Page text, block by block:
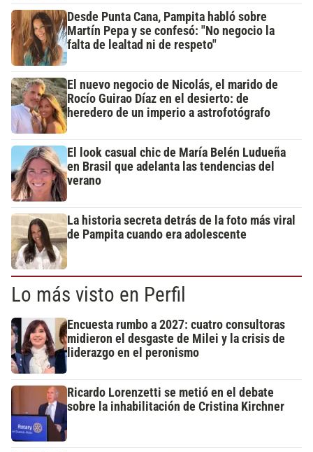
Desde Punta Cana, Pampita habló sobre
Martín Pepa y se confesó: "No negocio la
falta de lealtad ni de respeto"
El nuevo negocio de Nicolás, el marido de
Rocío Guirao Díaz en el desierto: de
heredero de un imperio a astrofotógrafo
El look casual chic de María Belén Ludueña
en Brasil que adelanta las tendencias del
verano
La historia secreta detrás de la foto más viral
de Pampita cuando era adolescente
Lo más visto en Perfil
Encuesta rumbo a 2027: cuatro consultoras
midieron el desgaste de Milei y la crisis de
liderazgo en el peronismo
Ricardo Lorenzetti se metió en el debate
sobre la inhabilitación de Cristina Kirchner